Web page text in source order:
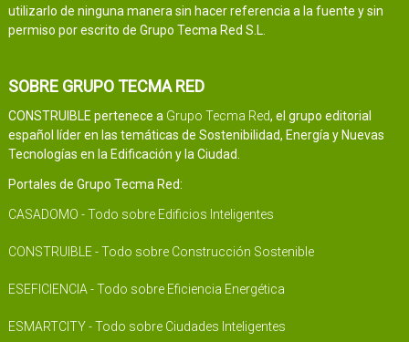
utilizarlo de ninguna manera sin hacer referencia a la fuente y sin
permiso por escrito de Grupo Tecma Red S.L.
SOBRE GRUPO TECMA RED
CONSTRUIBLE pertenece a Grupo Tecma Red, el grupo editorial
español líder en las temáticas de Sostenibilidad, Energía y Nuevas
Tecnologías en la Edificación y la Ciudad.
Portales de Grupo Tecma Red:
CASADOMO - Todo sobre Edificios Inteligentes
CONSTRUIBLE - Todo sobre Construcción Sostenible
ESEFICIENCIA - Todo sobre Eficiencia Energética
ESMARTCITY - Todo sobre Ciudades Inteligentes